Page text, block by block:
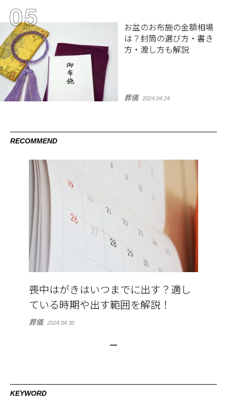
お盆のお布施の金額相場
は？封筒の選び方・書き
方・渡し方も解説
葬儀 2024.04.24
RECOMMEND
喪中はがきはいつまでに出す？適し
ている時期や出す範囲を解説！
葬儀 2024.04.30
KEYWORD